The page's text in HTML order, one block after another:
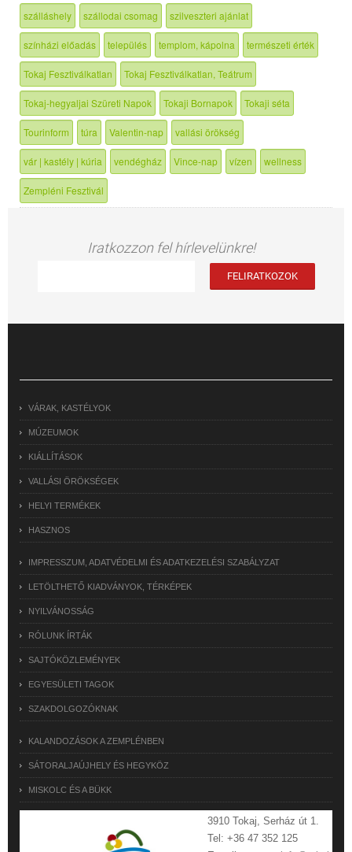
szálláshely szállodai csomag szilveszteri ajánlat
színházi előadás település templom, kápolna természeti érték
Tokaj Fesztiválkatlan Tokaj Fesztiválkatlan, Teátrum
Tokaj-hegyaljai Szüreti Napok Tokaji Bornapok Tokaji séta
Tourinform túra Valentin-nap vallási örökség
vár | kastély | kúria vendégház Vince-nap vízen wellness
Zempléni Fesztivál
Iratkozzon fel hírlevelünkre!
VÁRAK, KASTÉLYOK
MÚZEUMOK
KIÁLLÍTÁSOK
VALLÁSI ÖRÖKSÉGEK
HELYI TERMÉKEK
HASZNOS
IMPRESSZUM, ADATVÉDELMI ÉS ADATKEZELÉSI SZABÁLYZAT
LETÖLTHETŐ KIADVÁNYOK, TÉRKÉPEK
NYILVÁNOSSÁG
RÓLUNK ÍRTÁK
SAJTÓKÖZLEMÉNYEK
EGYESÜLETI TAGOK
SZAKDOLGOZÓKNAK
KALANDOZÁSOK A ZEMPLÉNBEN
SÁTORALJAÚJHELY ÉS HEGYKÖZ
MISKOLC ÉS A BÜKK
3910 Tokaj, Serház út 1.
Tel: +36 47 352 125